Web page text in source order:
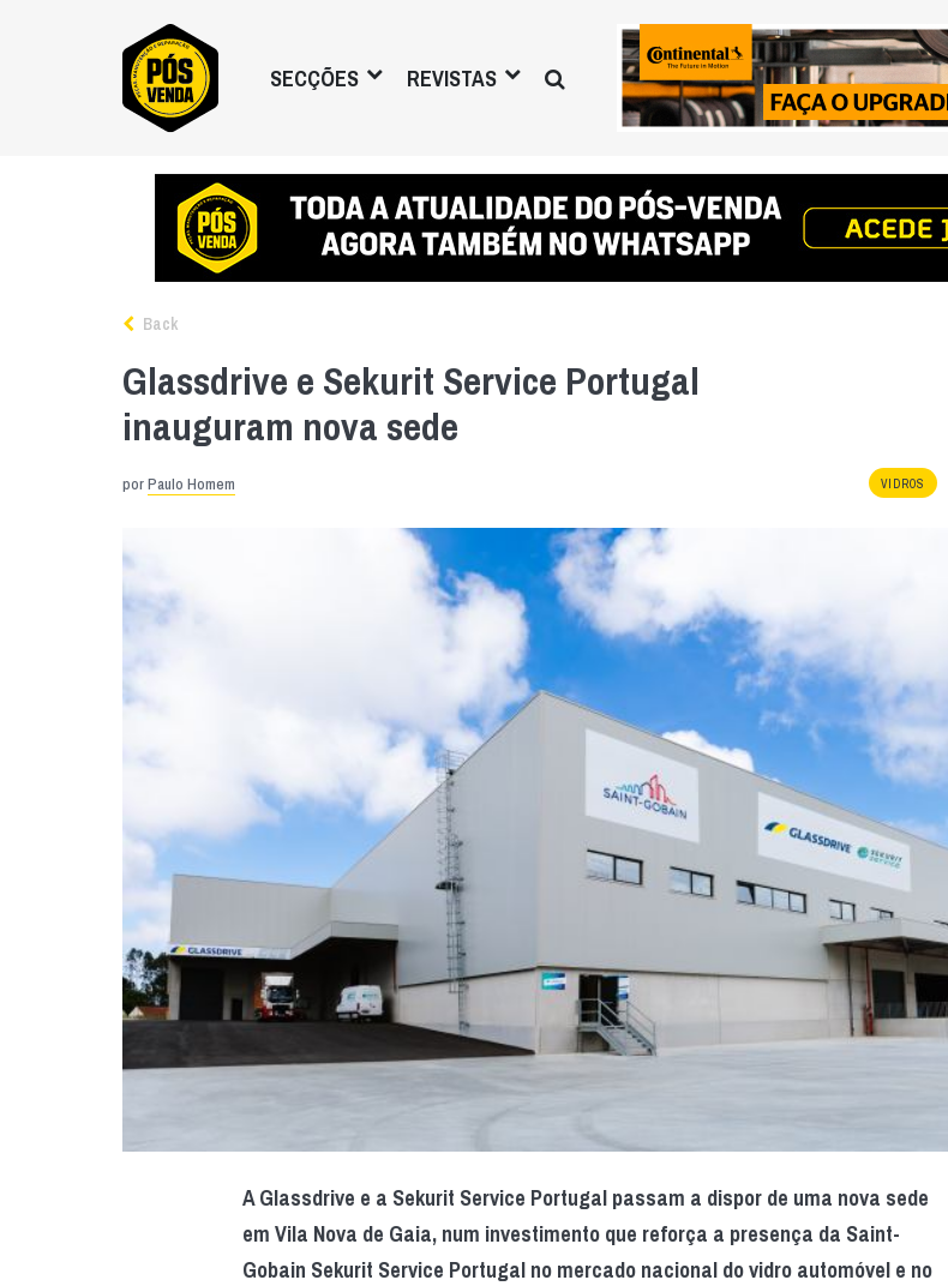
SECÇÕES REVISTAS
Back
Glassdrive e Sekurit Service Portugal
inauguram nova sede
porPaulo Homem VIDROS
A Glassdrive e a Sekurit Service Portugal passam a dispor de uma nova sede
em Vila Nova de Gaia, num investimento que reforça a presença da Saint-
Gobain Sekurit Service Portugal no mercado nacional do vidro automóvel e no